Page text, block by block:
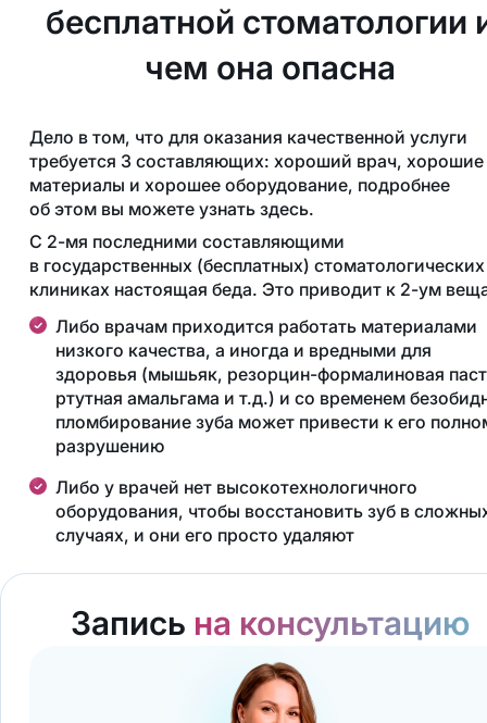
бесплатной стоматологии
чем она опасна
Дело в том, что для оказания качественной услуги
требуется 3 составляющих: хороший врач, хорошие
материалы и хорошее оборудование, подробнее
об этом вы можете узнать здесь.
С 2-мя последними составляющими
в государственных (бесплатных) стоматологических
клиниках настоящая беда. Это приводит к 2-ум
Либо врачам приходится работать материалами
низкого качества, а иногда и вредными для
здоровья (мышьяк, резорцин-формалиновая
ртутная амальгама и т.д.) и со временем
пломбирование зуба может привести к его
разрушению
Либо у врачей нет высокотехнологичного
оборудования, чтобы восстановить зуб в
случаях, и они его просто удаляют
Запись на консультацию